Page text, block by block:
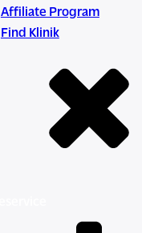
Affiliate Program
Find Klinik